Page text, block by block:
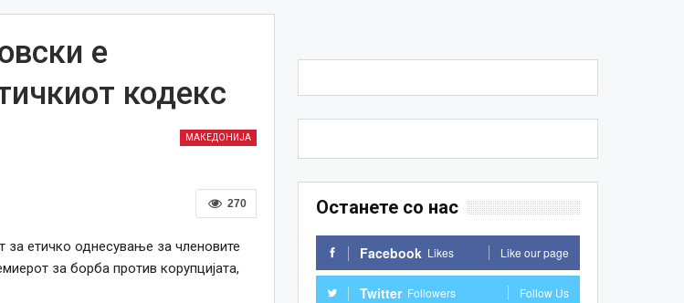
е
кодекс
МАКЕДОНИЈА
270
етичко однесување за членовите
за борба против корупцијата,
Останете со нас
Facebook Likes Like our page
Twitter Followers Follow Us